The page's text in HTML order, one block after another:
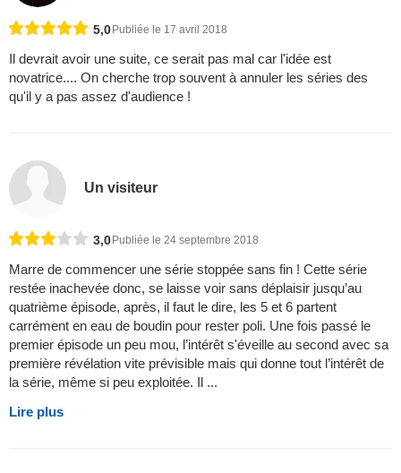
5,0Publiée le 17 avril 2018
Il devrait avoir une suite, ce serait pas mal car l'idée est
novatrice.... On cherche trop souvent à annuler les séries des
qu'il y a pas assez d'audience !
Un visiteur
3,0 Publiée le 24 septembre 2018
Marre de commencer une série stoppée sans fin ! Cette série
restée inachevée donc, se laisse voir sans déplaisir jusqu’au
quatrième épisode, après, il faut le dire, les 5 et 6 partent
carrément en eau de boudin pour rester poli. Une fois passé le
premier épisode un peu mou, l’intérêt s'éveille au second avec sa
première révélation vite prévisible mais qui donne tout l’intérêt de
la série, même si peu exploitée. Il ...
Lire plus